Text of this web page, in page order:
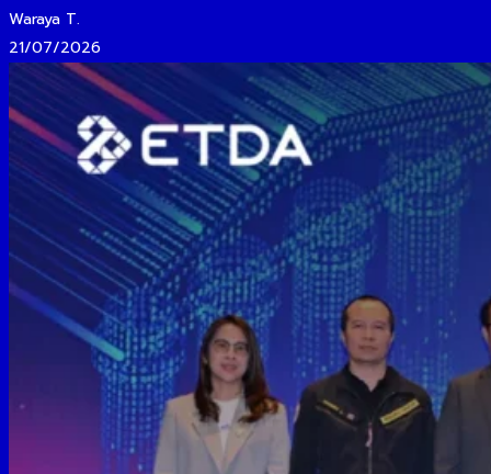
Waraya T.
21/07/2026